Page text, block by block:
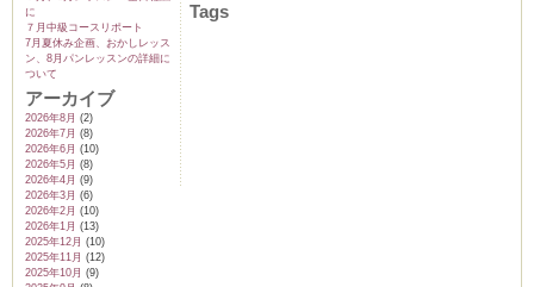
に
７月中級コースリポート
7月夏休み企画、おかしレッス
ン、8月パンレッスンの詳細に
ついて
アーカイブ
2026年8月 (2)
2026年7月 (8)
2026年6月 (10)
2026年5月 (8)
2026年4月 (9)
2026年3月 (6)
2026年2月 (10)
2026年1月 (13)
2025年12月 (10)
2025年11月 (12)
2025年10月 (9)
Tags